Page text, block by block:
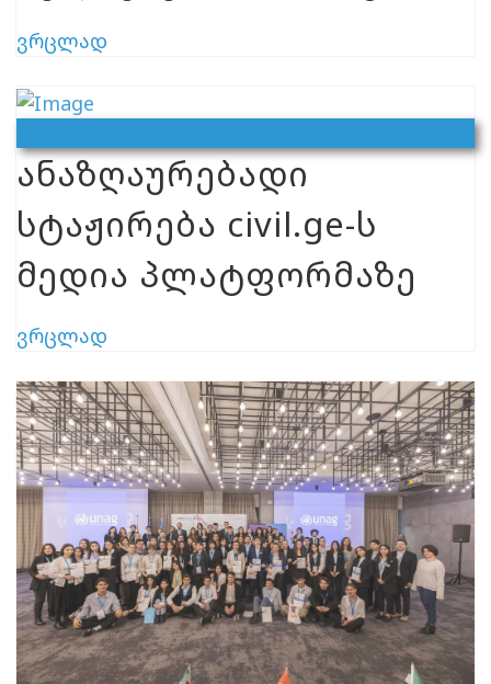
ვრცლად
ანაზღაურებადი
სტაჟირება civil.ge-ს
მედია პლატფორმაზე
ვრცლად